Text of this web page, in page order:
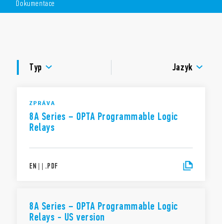
8 reléových 6A výstupů
napájecí napětí 12…24 V DC
Dokumentace
SCHVÁLENÍ
TUTORIALS AND SOFTWARE
Typ Jazyk
ZPRÁVA
8A Series – OPTA Programmable Logic
Relays
EN | | .PDF
8A Series – OPTA Programmable Logic
Relays - US version